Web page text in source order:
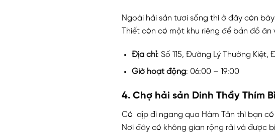
Ngoài hải sản tươi sống thì ở đây còn
Thiết còn có một khu riêng để bán đồ
Địa chỉ: Số 115, Đường Lý Thường Kiệt,
Giờ hoạt động: 06:00 – 19:00
4. Chợ hải sản Dinh Thầy Thím
Có dịp đi ngang qua Hàm Tân thì bạn
Nơi đây có không gian rộng rãi và được